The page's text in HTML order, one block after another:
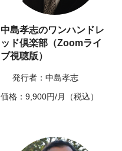
中島孝志のワンハンドレ
ッド倶楽部（Zoomライ
ブ視聴版）
発行者：中島孝志
価格：9,900円/月（税込）